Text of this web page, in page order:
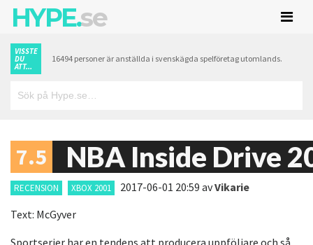
HYPE.se
VISSTE
DU
ATT...
16494 personer är anställda i svenskägda spelföretag utomlands.
7.5 NBA Inside Drive
RECENSION XBOX 2001 2017-06-01 20:59 avVikarie
Text: McGyver
Sportserier har en tendens att producera uppföljare och så